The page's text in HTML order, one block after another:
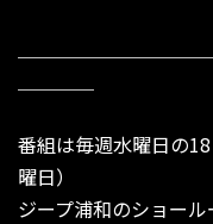
番組は毎週水曜日の
曜日）
ジープ浦和のショー